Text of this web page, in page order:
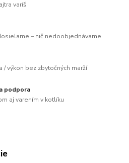
varíš
– nič nedoobjednávame
/ výkon bez zbytočných marží
podpora
aj varením v kotlíku